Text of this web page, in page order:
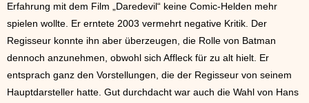
Erfahrung mit dem Film „Daredevil“ keine Comic-Helden mehr
spielen wollte. Er erntete 2003 vermehrt negative Kritik. Der
Regisseur konnte ihn aber überzeugen, die Rolle von Batman
dennoch anzunehmen, obwohl sich Affleck für zu alt hielt. Er
entsprach ganz den Vorstellungen, die der Regisseur von seinem
Hauptdarsteller hatte. Gut durchdacht war auch die Wahl von Hans